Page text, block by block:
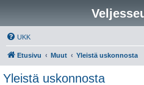
UKK
Etusivu Muut Yleistä uskonnosta
Yleistä uskonnosta